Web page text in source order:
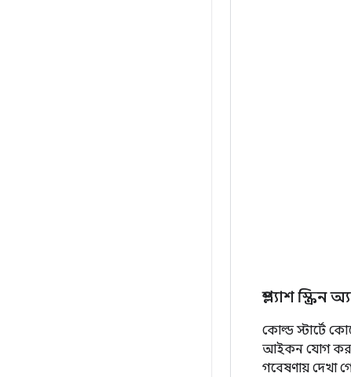
স্প্ল্যাশ
কোল্ড স্টার্টে
আইকন যোগ
গবেষণায় দেখা